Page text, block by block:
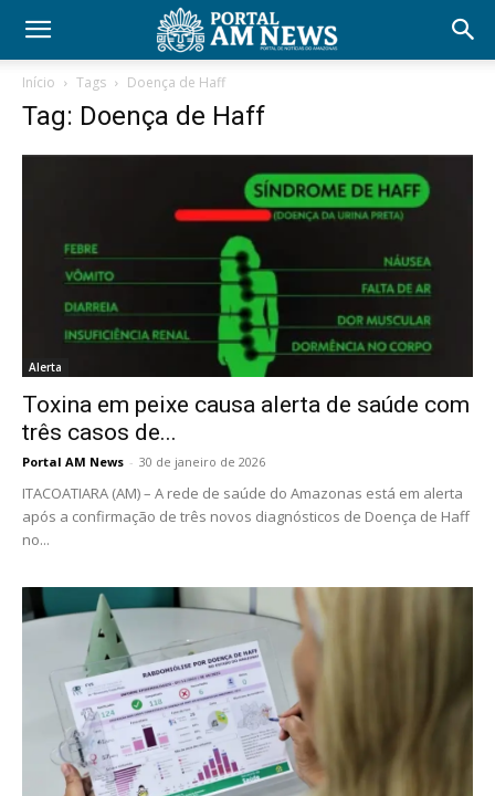
Início Tags Doença de Haff
Tag: Doença de Haff
Alerta
Toxina em peixe causa alerta de saúde com
três casos de...
Portal AM News - 30 de janeiro de 2026
ITACOATIARA (AM) – A rede de saúde do Amazonas está em alerta
após a confirmação de três novos diagnósticos de Doença de Haff
no...